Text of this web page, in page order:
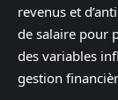
revenus et
de salaire pour
des variables
gestion